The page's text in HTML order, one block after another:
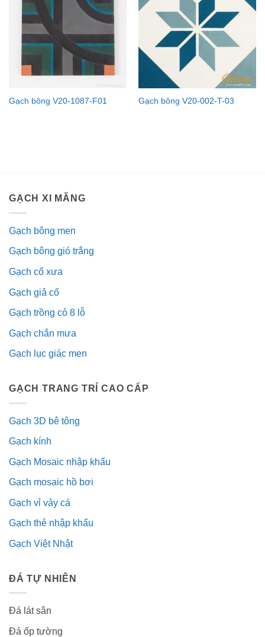
Gạch bông V20-1087-F01 Gạch bông V20-002-T-03
GẠCH XI MĂNG
Gạch bông men
Gạch bông gió trắng
Gạch cổ xưa
Gạch giả cổ
Gạch trồng cỏ 8 lỗ
Gạch chắn mưa
Gạch lục giác men
GẠCH TRANG TRÍ CAO CẤP
Gạch 3D bê tông
Gạch kính
Gạch Mosaic nhập khẩu
Gạch mosaic hồ bơi
Gạch vỉ vảy cá
Gạch thẻ nhập khẩu
Gạch Việt Nhật
ĐÁ TỰ NHIÊN
Đá lát sân
Đá ốp tường